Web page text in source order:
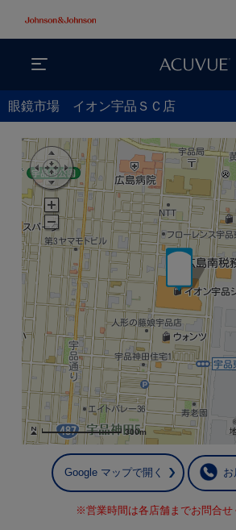
眼鏡市場 イオン宇品ＳＣ店
300m
Google マップで開く
※営業時間は各店舗までお問合せ